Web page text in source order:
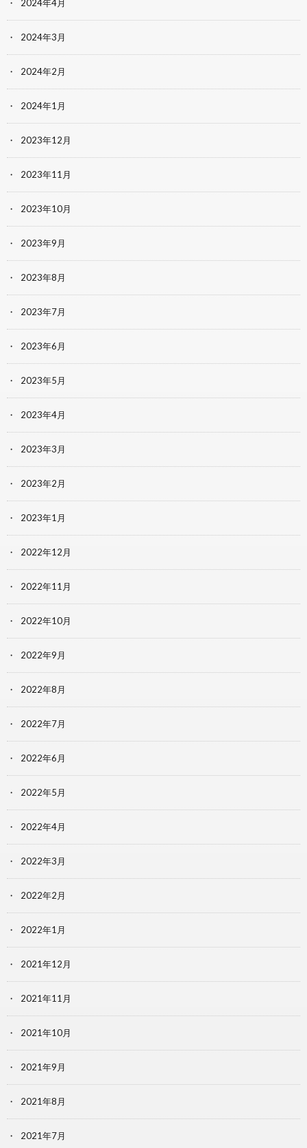
2024年4月
2024年3月
2024年2月
2024年1月
2023年12月
2023年11月
2023年10月
2023年9月
2023年8月
2023年7月
2023年6月
2023年5月
2023年4月
2023年3月
2023年2月
2023年1月
2022年12月
2022年11月
2022年10月
2022年9月
2022年8月
2022年7月
2022年6月
2022年5月
2022年4月
2022年3月
2022年2月
2022年1月
2021年12月
2021年11月
2021年10月
2021年9月
2021年8月
2021年7月